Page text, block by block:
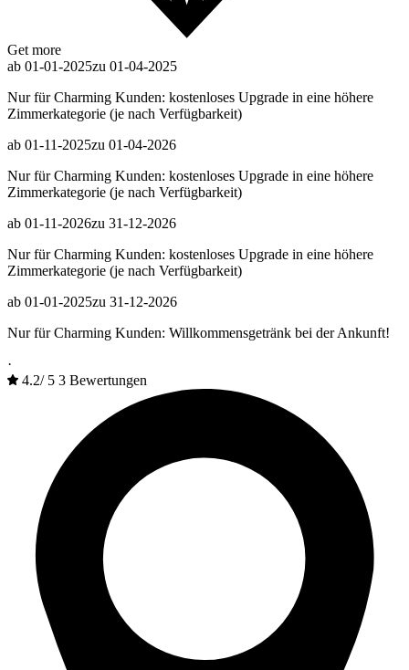
Get more
ab 01-01-2025zu 01-04-2025
Nur für Charming Kunden: kostenloses Upgrade in eine höhere
Zimmerkategorie (je nach Verfügbarkeit)
ab 01-11-2025zu 01-04-2026
Nur für Charming Kunden: kostenloses Upgrade in eine höhere
Zimmerkategorie (je nach Verfügbarkeit)
ab 01-11-2026zu 31-12-2026
Nur für Charming Kunden: kostenloses Upgrade in eine höhere
Zimmerkategorie (je nach Verfügbarkeit)
ab 01-01-2025zu 31-12-2026
Nur für Charming Kunden: Willkommensgetränk bei der Ankunft!
·
4.2/ 5 3 Bewertungen